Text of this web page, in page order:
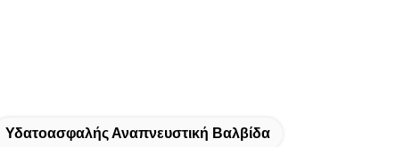
Υδατοασφαλής Αναπνευστική Βαλβίδα